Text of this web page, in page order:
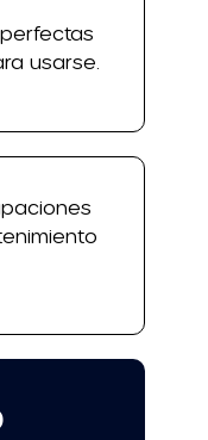
usarse.